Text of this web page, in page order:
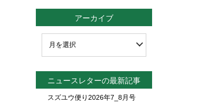
アーカイブ
ニュースレターの最新記事
スズユウ便り2026年7_8月号